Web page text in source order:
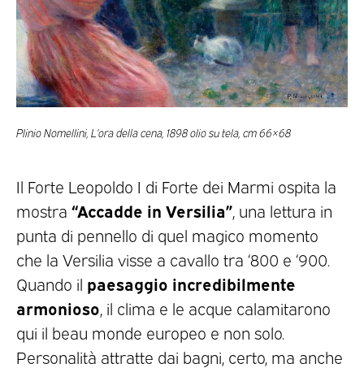
Plinio Nomellini, L’ora della cena, 1898 olio su tela, cm 66×68
Il Forte Leopoldo I di Forte dei Marmi ospita la
mostra “Accadde in Versilia” , una lettura in
punta di pennello di quel magico momento
che la Versilia visse a cavallo tra ‘800 e ‘900.
Quando il paesaggio incredibilmente
armonioso , il clima e le acque calamitarono
qui il beau monde europeo e non solo.
Personalità attratte dai bagni, certo, ma anche